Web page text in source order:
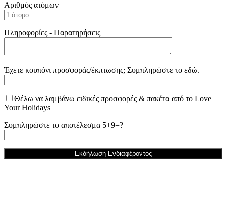
Αριθμός ατόμων
Πληροφορίες - Παρατηρήσεις
Έχετε κουπόνι προσφοράς/έκπτωσης; Συμπληρώστε το εδώ.
Θέλω να λαμβάνω ειδικές προσφορές & πακέτα από το Love
Your Holidays
Συμπληρώστε το αποτέλεσμα 5+9=?